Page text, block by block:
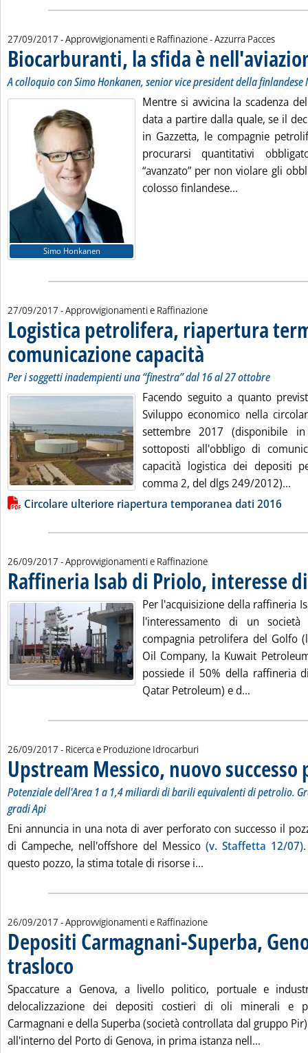
27/09/2017 - Approvvigionamenti e Raffinazione -di:
Azzurra Pacces
Biocarburanti, la sfida è
A colloquio con Simo Honkanen, senior vice president della finlandese
Simo Honkanen
Mentre si avvicina la scadenza
data a partire dalla quale, se il
in Gazzetta, le compagnie
procurarsi quantitativi
“avanzato” per non violare gli
colosso finlandese...
27/09/2017 - Approvvigionamenti e Raffinazione
Logistica petrolifera, riapertura
comunicazione capacità . Sottotitolo: Per i soggetti
. Pubblicata mercoledì 27
Per i soggetti inadempienti una “finestra” dal 16 al 27 ottobre
Facendo seguito a quanto
Sviluppo economico nella
settembre 2017 (disponibile
sottoposti all'obbligo di
capacità logistica dei depositi
comma 2, del dlgs 249/2012)...
Lista allegati PDF alla notizia
Circolare ulteriore riapertura temporanea dati 2016
26/09/2017 - Approvvigionamenti e Raffinazione
Raffineria Isab di Priolo, interesse
Per l'acquisizione della raffineria
l'interessamento di un
compagnia petrolifera del Golfo
Oil Company, la Kuwait
possiede il 50% della raffineria
Qatar Petroleum) e d...
26/09/2017 - Ricerca e Produzione Idrocarburi
Upstream Messico, nuovo successo
Potenziale dell'Area 1 a 1,4 miliardi di barili equivalenti di petrolio.
gradi Api
Eni annuncia in una nota di aver perforato con successo il
di Campeche, nell'offshore del Messico (v. Staffetta 12/07)
questo pozzo, la stima totale di risorse i...
26/09/2017 - Approvvigionamenti e Raffinazione
Depositi Carmagnani-Superba,
trasloco . Pubblicata martedì 26 settembre 2017 alle 10.38.
Spaccature a Genova, a livello politico, portuale e
delocalizzazione dei depositi costieri di oli minerali e
Carmagnani e della Superba (società controllata dal gruppo
all'interno del Porto di Genova, in prima istanza nell...